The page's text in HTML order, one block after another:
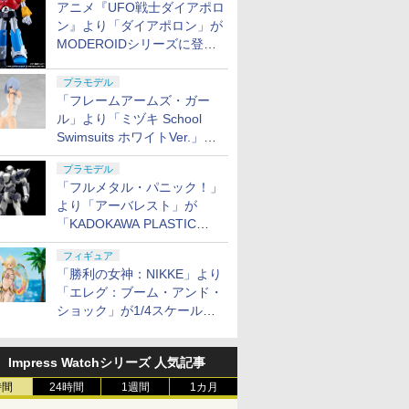
アニメ『UFO戦士ダイアポロ
ン』より「ダイアポロン」が
MODEROIDシリーズに登
プラモデル
「フレームアームズ・ガー
ル」より「ミヅキ School
Swimsuits ホワイトVer.」が8
月10日から予約開始決定！
プラモデル
「フルメタル・パニック！」
より「アーバレスト」が
「KADOKAWA PLASTIC
MODEL SERIES」から1/48
スケールで登場！
フィギュア
「勝利の女神：NIKKE」より
「エレグ：ブーム・アンド・
ショック」が1/4スケールで
Impress Watchシリーズ 人気記事
24時間 1週間 1カ月